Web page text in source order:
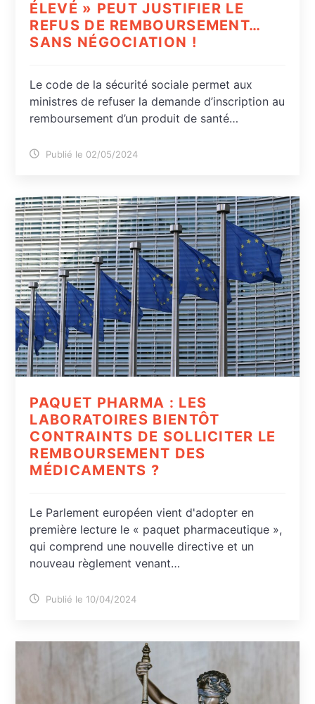
ÉLEVÉ » PEUT JUSTIFIER LE
REFUS DE REMBOURSEMENT…
SANS NÉGOCIATION !
Le code de la sécurité sociale permet aux
ministres de refuser la demande d’inscription au
remboursement d’un produit de santé…
Publié le 02/05/2024
PAQUET PHARMA : LES
LABORATOIRES BIENTÔT
CONTRAINTS DE SOLLICITER LE
REMBOURSEMENT DES
MÉDICAMENTS ?
Le Parlement européen vient d'adopter en
première lecture le « paquet pharmaceutique »,
qui comprend une nouvelle directive et un
nouveau règlement venant…
Publié le 10/04/2024